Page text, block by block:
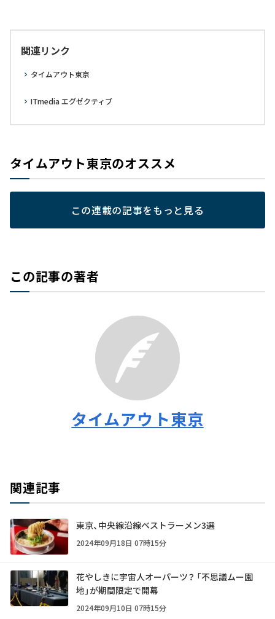
関連リンク
タイムアウト東京
ITmedia エグゼクティブ
タイムアウト東京のオススメ
この連載の記事をもっと見る
この記事の著者
タイムアウト東京
関連記事
東京、中央線沿線ベストラーメン3選
2024年09月18日 07時15分
花やしきに宇宙人オーパーツ？ 「不思議ムー園
地」が期間限定で開幕
2024年09月10日 07時15分